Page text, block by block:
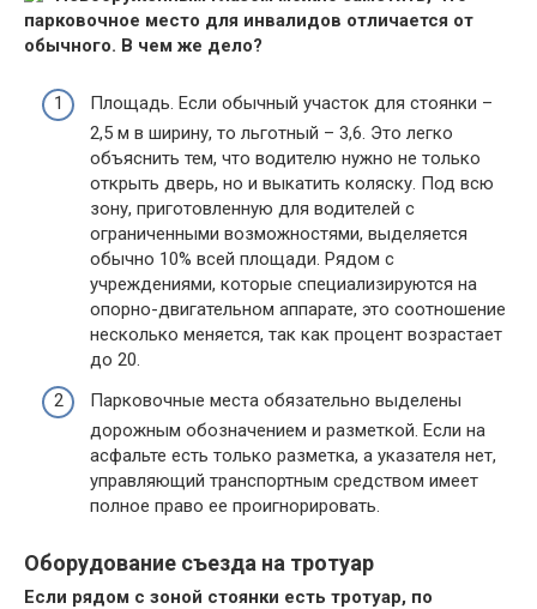
парковочное место для инвалидов отличается от
обычного. В чем же дело?
Площадь. Если обычный участок для стоянки –
2,5 м в ширину, то льготный – 3,6. Это легко
объяснить тем, что водителю нужно не только
открыть дверь, но и выкатить коляску. Под всю
зону, приготовленную для водителей с
ограниченными возможностями, выделяется
обычно 10% всей площади. Рядом с
учреждениями, которые специализируются на
опорно-двигательном аппарате, это соотношение
несколько меняется, так как процент возрастает
до 20.
Парковочные места обязательно выделены
дорожным обозначением и разметкой. Если на
асфальте есть только разметка, а указателя нет,
управляющий транспортным средством имеет
полное право ее проигнорировать.
Оборудование съезда на тротуар
Если рядом с зоной стоянки есть тротуар, по